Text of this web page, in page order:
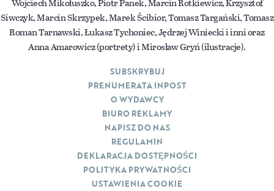
Siwczyk, Marcin Skrzypek, Marek Ścibior, Tomasz Targański, Tomasz
Roman Tarnawski, Łukasz Tychoniec, Jędrzej Winiecki i inni oraz
Anna Amarowicz (portrety) i Mirosław Gryń (ilustracje).
SUBSKRYBUJ
PRENUMERATA INPOST
O WYDAWCY
BIURO REKLAMY
NAPISZ DO NAS
REGULAMIN
DEKLARACJA DOSTĘPNOŚCI
POLITYKA PRYWATNOŚCI
USTAWIENIA COOKIE